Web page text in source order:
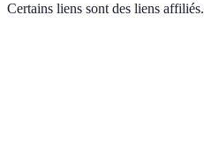
Certains liens sont des liens affiliés.